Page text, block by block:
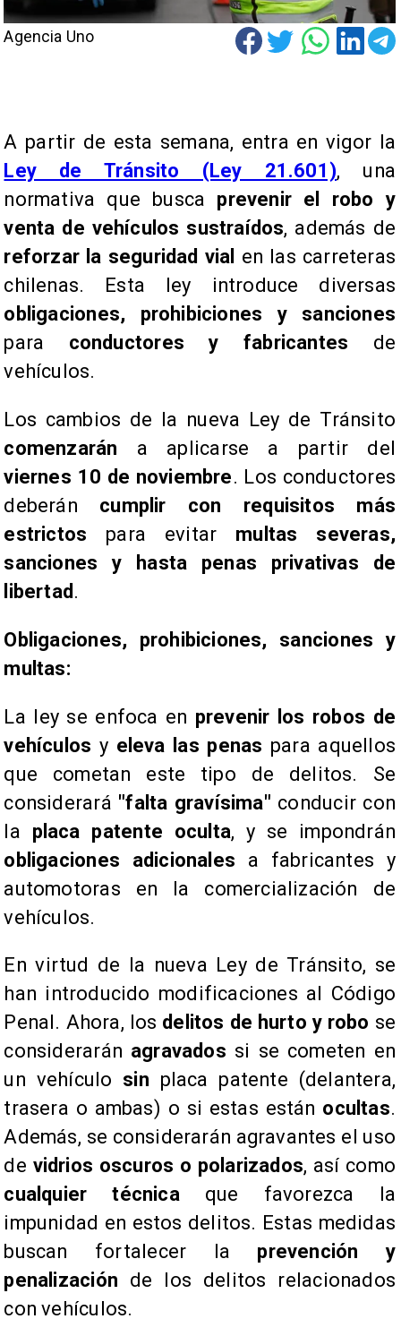
Agencia Uno
​A partir de esta semana, entra en vigor la
Ley de Tránsito (Ley 21.601), una
normativa que busca prevenir el robo y
venta de vehículos sustraídos, además de
reforzar la seguridad vial en las carreteras
chilenas. Esta ley introduce diversas
obligaciones, prohibiciones y sanciones
para conductores y fabricantes de
vehículos.
Los cambios de la nueva Ley de Tránsito
comenzarán a aplicarse a partir del
viernes 10 de noviembre. Los conductores
deberán cumplir con requisitos más
estrictos para evitar multas severas,
sanciones y hasta penas privativas de
libertad .
Obligaciones, prohibiciones, sanciones y
multas:
La ley se enfoca en prevenir los robos de
vehículos y eleva las penas para aquellos
que cometan este tipo de delitos. Se
considerará "falta gravísima" conducir con
la placa patente oculta, y se impondrán
obligaciones adicionales a fabricantes y
automotoras en la comercialización de
vehículos.
​En virtud de la nueva Ley de Tránsito, se
han introducido modificaciones al Código
Penal. Ahora, los delitos de hurto y robo se
considerarán agravados si se cometen en
un vehículo sin placa patente (delantera,
trasera o ambas) o si estas están ocultas.
Además, se considerarán agravantes el uso
de vidrios oscuros o polarizados, así como
cualquier técnica que favorezca la
impunidad en estos delitos. Estas medidas
buscan fortalecer la prevención y
penalización de los delitos relacionados
con vehículos.